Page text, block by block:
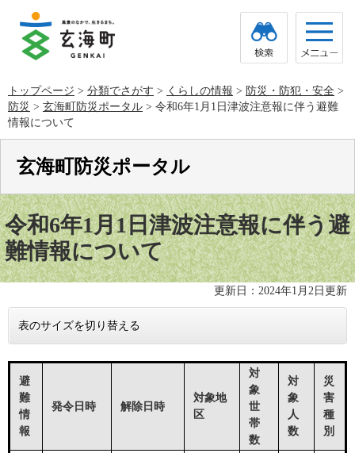
で
す。
ば
し
て
トップページ > 分類でさがす > くらしの情報 > 防災・防犯・安全 >
防災 > 玄海町防災ポータル > 令和6年1月1日津波注意報に伴う避難
情報について
玄海町防災ポータル
本
文令和6年1月1日津波注意報に伴う避
難情報について
更新日：2024年1月2日更新
表のサイズを切り替える
避
難
情
報
発令日時 解除日時
対象地
区
対
象
世
帯
数
対
象
人
数
災
害
種
別